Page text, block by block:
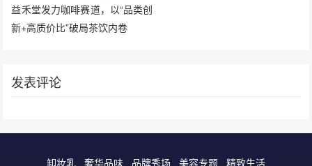
益禾堂发力咖啡赛道，以“品类创
新+高质价比”破局茶饮内卷
发表评论
卸妆乳 奢华品味 品牌秀场 美容专题 精致生活